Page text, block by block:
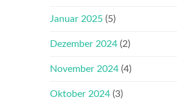
Januar 2025 (5)
Dezember 2024 (2)
November 2024 (4)
Oktober 2024 (3)